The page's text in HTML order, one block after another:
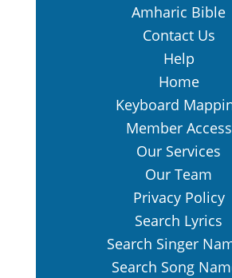
ኃጢአትንም ወለደ።
ጕድጓድን ማሰ
ጕድጓድ ይወድቃል።
ጉዳቱ በራሱ
በአናቱ ላይ ትወርዳለች።
እግዚአብሔርን እንደ
አመሰግናለሁ፥ ለልዑል
ስም እዘምራለሁ።
Amharic Bible
Contact Us
Help
Home
Keyboard
Member Access
Our Services
Our Team
Privacy Policy
Search Lyrics
Search Singer
Search Song